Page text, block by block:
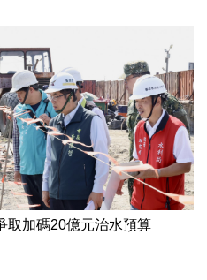
加碼20億元治水預算